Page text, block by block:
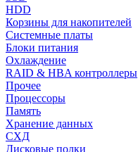
HDD
Корзины для накопителей
Системные платы
Блоки питания
Охлаждение
RAID & HBA контроллеры
Прочее
Процессоры
Память
Хранение данных
СХД
Дисковые полки